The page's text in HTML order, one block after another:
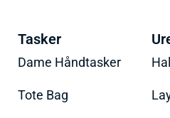
Tasker
Dame Håndtasker
Tote Bag